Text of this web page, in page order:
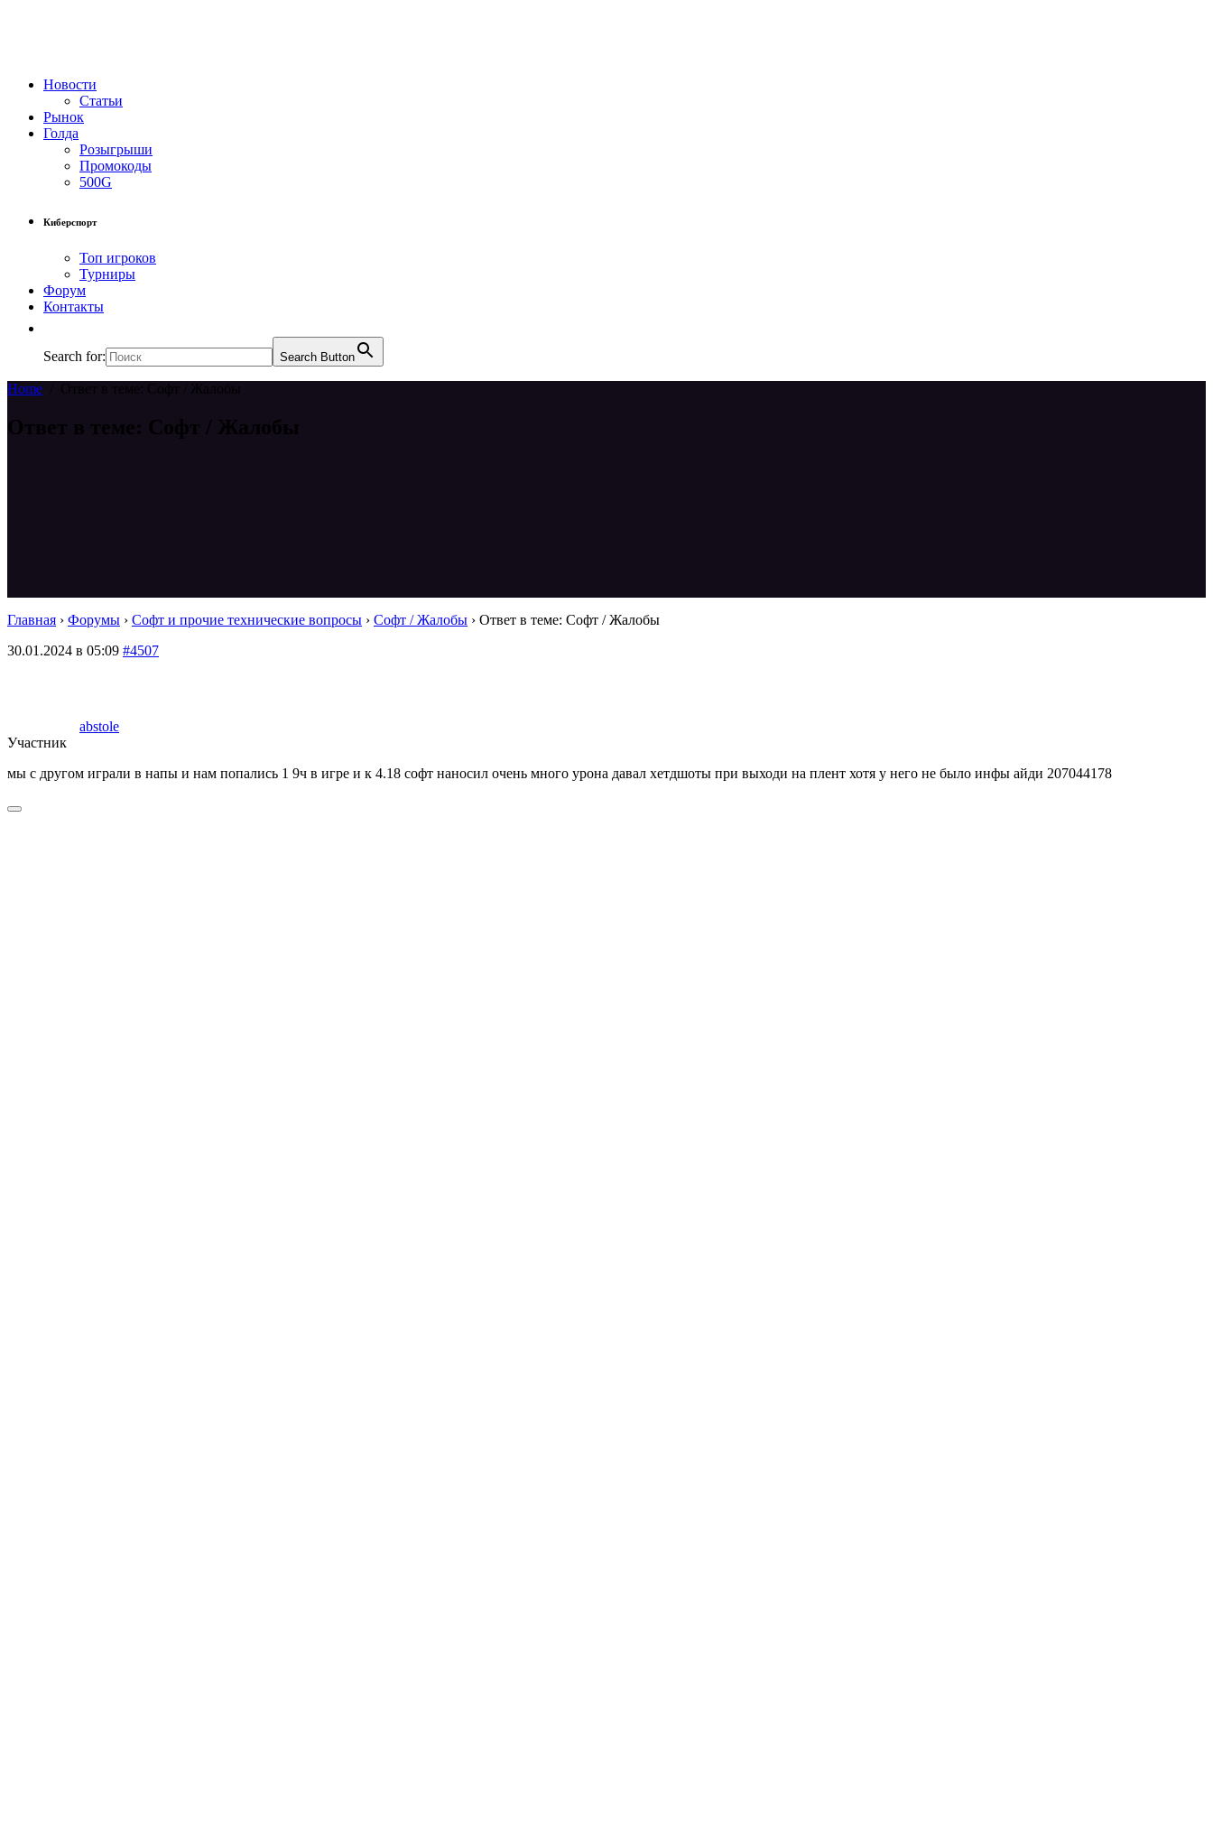
Новости
Статьи
Рынок
Голда
Розыгрыши
Промокоды
500G
Киберспорт
Топ игроков
Турниры
Форум
Контакты
Search for: Search Button
Home Ответ в теме: Софт / Жалобы
Ответ в теме: Софт / Жалобы
Главная › Форумы › Софт и прочие технические вопросы › Софт / Жалобы › Ответ в теме: Софт / Жалобы
30.01.2024 в 05:09 #4507
abstole
Участник
мы с другом играли в напы и нам попались 1 9ч в игре и к 4.18 софт наносил очень много урона давал хетдшоты при выходи на плент хотя у него не было инфы айди 207044178